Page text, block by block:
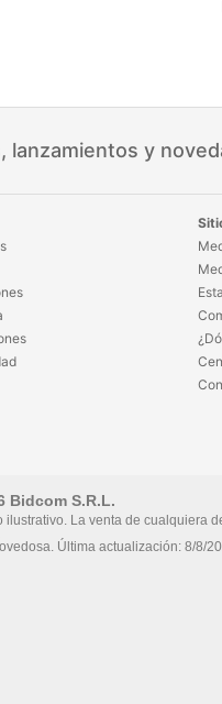
lanzamientos y
Bidcom S.R.L.
ilustrativo. La venta de cualquiera
Última actualización: 8/8/